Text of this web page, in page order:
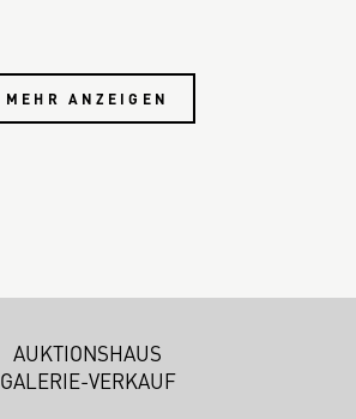
MEHR ANZEIGEN
AUKTIONSHAUS
GALERIE-VERKAUF